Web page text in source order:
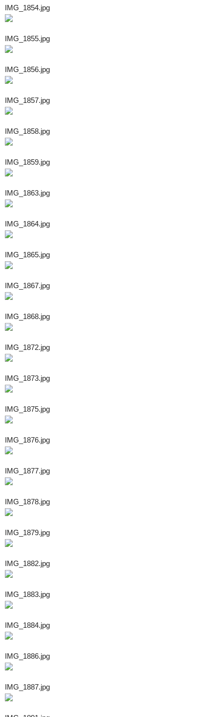
IMG_1854.jpg
IMG_1855.jpg
IMG_1856.jpg
IMG_1857.jpg
IMG_1858.jpg
IMG_1859.jpg
IMG_1863.jpg
IMG_1864.jpg
IMG_1865.jpg
IMG_1867.jpg
IMG_1868.jpg
IMG_1872.jpg
IMG_1873.jpg
IMG_1875.jpg
IMG_1876.jpg
IMG_1877.jpg
IMG_1878.jpg
IMG_1879.jpg
IMG_1882.jpg
IMG_1883.jpg
IMG_1884.jpg
IMG_1886.jpg
IMG_1887.jpg